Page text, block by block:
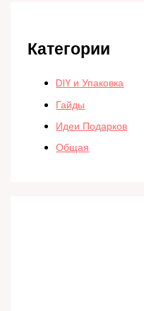
Категории
DIY и Упаковка
Гайды
Идеи Подарков
Общая